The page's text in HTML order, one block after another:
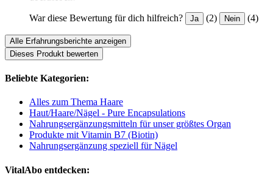
War diese Bewertung für dich hilfreich? Ja (2) Nein (4)
Alle Erfahrungsberichte anzeigen
Dieses Produkt bewerten
Beliebte Kategorien:
Alles zum Thema Haare
Haut/Haare/Nägel - Pure Encapsulations
Nahrungsergänzungsmitteln für unser größtes Organ
Produkte mit Vitamin B7 (Biotin)
Nahrungsergänzung speziell für Nägel
VitalAbo entdecken: